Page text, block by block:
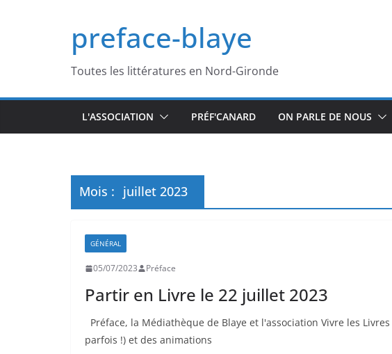
preface-blaye
Toutes les littératures en Nord-Gironde
L'ASSOCIATION PRÉF'CANARD ON PARLE DE NOUS
Mois : juillet 2023
GÉNÉRAL
05/07/2023 Préface
Partir en Livre le 22 juillet 2023
Préface, la Médiathèque de Blaye et l'association Vivre les
parfois !) et des animations